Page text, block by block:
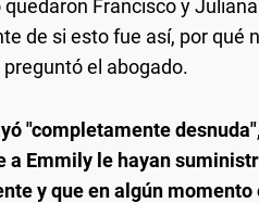
Francisco y
de si esto fue así, por qué
el abogado.
"completamente desnuda"
a Emmily le hayan
y que en algún